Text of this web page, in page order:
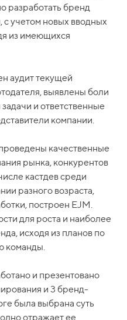
разработать бренд
с учетом новых вводных
из имеющихся
аудит текущей
выявлены боли
и ответственные
компании.
качественные
рынка, конкурентов
кастдев среди
разного возраста,
построен EJM.
для роста и наиболее
исходя из планов по
команды.
и презентовано
и 3 бренд-
была выбрана суть
отражает ее